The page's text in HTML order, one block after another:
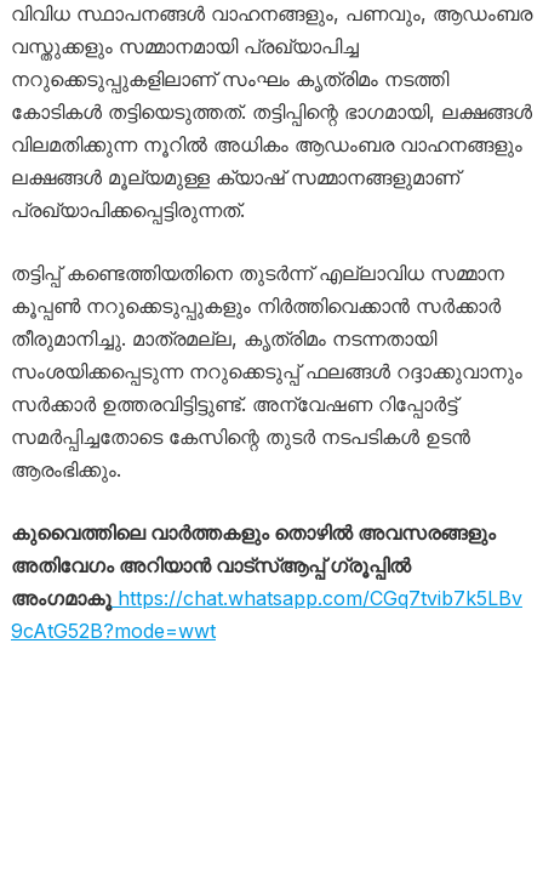
വിവിധ സ്ഥാപനങ്ങൾ വാഹനങ്ങളും, പണവും, ആഡംബര
വസ്തുക്കളും സമ്മാനമായി പ്രഖ്യാപിച്ച
നറുക്കെടുപ്പുകളിലാണ് സംഘം കൃത്രിമം നടത്തി
കോടികൾ തട്ടിയെടുത്തത്. തട്ടിപ്പിന്റെ ഭാഗമായി, ലക്ഷങ്ങൾ
വിലമതിക്കുന്ന നൂറിൽ അധികം ആഡംബര വാഹനങ്ങളും
ലക്ഷങ്ങൾ മൂല്യമുള്ള ക്യാഷ് സമ്മാനങ്ങളുമാണ്
പ്രഖ്യാപിക്കപ്പെട്ടിരുന്നത്.
തട്ടിപ്പ് കണ്ടെത്തിയതിനെ തുടർന്ന് എല്ലാവിധ സമ്മാന
കൂപ്പൺ നറുക്കെടുപ്പുകളും നിർത്തിവെക്കാൻ സർക്കാർ
തീരുമാനിച്ചു. മാത്രമല്ല, കൃത്രിമം നടന്നതായി
സംശയിക്കപ്പെടുന്ന നറുക്കെടുപ്പ് ഫലങ്ങൾ റദ്ദാക്കുവാനും
സർക്കാർ ഉത്തരവിട്ടിട്ടുണ്ട്. അന്വേഷണ റിപ്പോർട്ട്
സമർപ്പിച്ചതോടെ കേസിന്റെ തുടർ നടപടികൾ ഉടൻ
ആരംഭിക്കും.
കുവൈത്തിലെ വാർത്തകളും തൊഴിൽ അവസരങ്ങളും
അതിവേഗം അറിയാൻ വാട്സ്ആപ്പ് ഗ്രൂപ്പിൽ
അംഗമാകൂhttps://chat.whatsapp.com/CGq7tvib7k5LBv
9cAtG52B?mode=wwt